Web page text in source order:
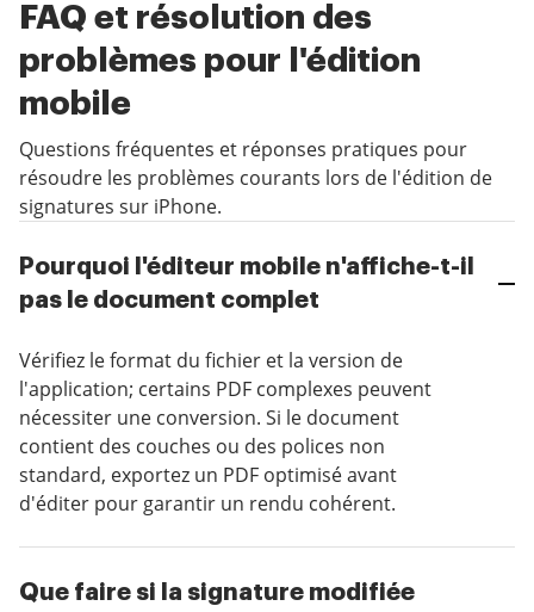
FAQ et résolution des
problèmes pour l'édition
mobile
Questions fréquentes et réponses pratiques pour
résoudre les problèmes courants lors de l'édition de
signatures sur iPhone.
Pourquoi l'éditeur mobile n'affiche-t-il
pas le document complet
Vérifiez le format du fichier et la version de
l'application; certains PDF complexes peuvent
nécessiter une conversion. Si le document
contient des couches ou des polices non
standard, exportez un PDF optimisé avant
d'éditer pour garantir un rendu cohérent.
Que faire si la signature modifiée